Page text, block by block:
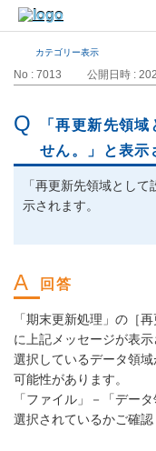
カテゴリー表示
No : 7013 公開日時 :
「再更新先領
せん。」と表示
「再更新先領域とし
示されます。
「期末更新処理」の［
に上記メッセージが表
選択しているデータ領
可能性があります。
「ファイル」－「デー
選択されているかご確認